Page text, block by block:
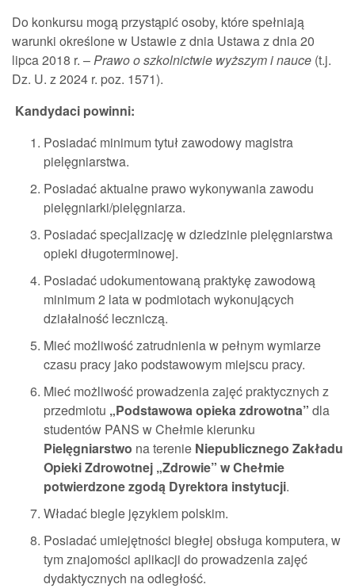
Do konkursu mogą przystąpić osoby, które spełniają
warunki określone w Ustawie z dnia Ustawa z dnia 20
lipca 2018 r. –Prawo o szkolnictwie wyższym i nauce (t.j.
Dz. U. z 2024 r. poz. 1571).
Kandydaci powinni:
Posiadać minimum tytuł zawodowy magistra
pielęgniarstwa.
Posiadać aktualne prawo wykonywania zawodu
pielęgniarki/pielęgniarza.
Posiadać specjalizację w dziedzinie pielęgniarstwa
opieki długoterminowej.
Posiadać udokumentowaną praktykę zawodową
minimum 2 lata w podmiotach wykonujących
działalność leczniczą.
Mieć możliwość zatrudnienia w pełnym wymiarze
czasu pracy jako podstawowym miejscu pracy.
Mieć możliwość prowadzenia zajęć praktycznych z
przedmiotu „Podstawowa opieka zdrowotna” dla
studentów PANS w Chełmie kierunku
Pielęgniarstwo na terenie Niepublicznego Zakładu
Opieki Zdrowotnej „Zdrowie” w Chełmie
potwierdzone zgodą Dyrektora instytucji.
Władać biegle językiem polskim.
Posiadać umiejętności biegłej obsługa komputera, w
tym znajomości aplikacji do prowadzenia zajęć
dydaktycznych na odległość.